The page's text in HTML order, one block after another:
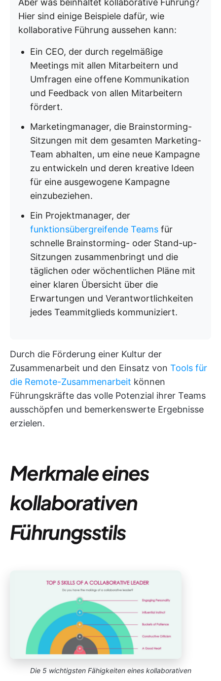
Aber was beinhaltet kollaborative Führung?
Hier sind einige Beispiele dafür, wie
kollaborative Führung aussehen kann:
Ein CEO, der durch regelmäßige
Meetings mit allen Mitarbeitern und
Umfragen eine offene Kommunikation
und Feedback von allen Mitarbeitern
fördert.
Marketingmanager, die Brainstorming-
Sitzungen mit dem gesamten Marketing-
Team abhalten, um eine neue Kampagne
zu entwickeln und deren kreative Ideen
für eine ausgewogene Kampagne
einzubeziehen.
Ein Projektmanager, der
funktionsübergreifende Teams für
schnelle Brainstorming- oder Stand-up-
Sitzungen zusammenbringt und die
täglichen oder wöchentlichen Pläne mit
einer klaren Übersicht über die
Erwartungen und Verantwortlichkeiten
jedes Teammitglieds kommuniziert.
Durch die Förderung einer Kultur der
Zusammenarbeit und den Einsatz von Tools für
die Remote-Zusammenarbeit können
Führungskräfte das volle Potenzial ihrer Teams
ausschöpfen und bemerkenswerte Ergebnisse
erzielen.
Merkmale eines
kollaborativen
Führungsstils
Die 5 wichtigsten Fähigkeiten eines kollaborativen